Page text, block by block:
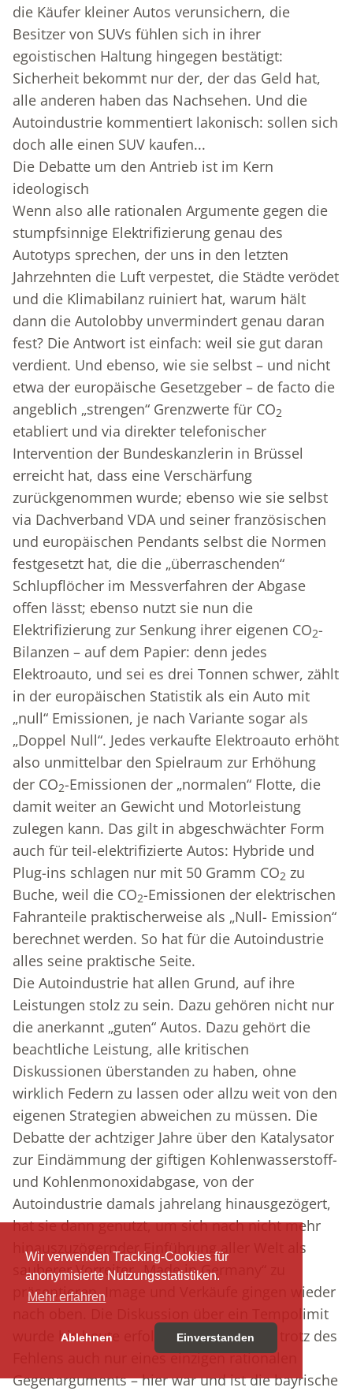
Wir verwenden Tracking-Cookies für
anonymisierte Nutzungsstatistiken.
Mehr erfahren
Ablehnen Einverstanden
die Käufer kleiner Autos verunsichern, die
Besitzer von SUVs fühlen sich in ihrer
egoistischen Haltung hingegen bestätigt:
Sicherheit bekommt nur der, der das Geld hat,
alle anderen haben das Nachsehen. Und die
Autoindustrie kommentiert lakonisch: sollen sich
doch alle einen SUV kaufen...
Die Debatte um den Antrieb ist im Kern
ideologisch
Wenn also alle rationalen Argumente gegen die
stumpfsinnige Elektrifizierung genau des
Autotyps sprechen, der uns in den letzten
Jahrzehnten die Luft verpestet, die Städte verödet
und die Klimabilanz ruiniert hat, warum hält
dann die Autolobby unvermindert genau daran
fest? Die Antwort ist einfach: weil sie gut daran
verdient. Und ebenso, wie sie selbst – und nicht
etwa der europäische Gesetzgeber – de facto die
angeblich „strengen“ Grenzwerte für CO2
etabliert und via direkter telefonischer
Intervention der Bundeskanzlerin in Brüssel
erreicht hat, dass eine Verschärfung
zurückgenommen wurde; ebenso wie sie selbst
via Dachverband VDA und seiner französischen
und europäischen Pendants selbst die Normen
festgesetzt hat, die die „überraschenden“
Schlupflöcher im Messverfahren der Abgase
offen lässt; ebenso nutzt sie nun die
Elektrifizierung zur Senkung ihrer eigenen CO2-
Bilanzen – auf dem Papier: denn jedes
Elektroauto, und sei es drei Tonnen schwer, zählt
in der europäischen Statistik als ein Auto mit
„null“ Emissionen, je nach Variante sogar als
„Doppel Null“. Jedes verkaufte Elektroauto erhöht
also unmittelbar den Spielraum zur Erhöhung
der CO2-Emissionen der „normalen“ Flotte, die
damit weiter an Gewicht und Motorleistung
zulegen kann. Das gilt in abgeschwächter Form
auch für teil-elektrifizierte Autos: Hybride und
Plug-ins schlagen nur mit 50 Gramm CO2 zu
Buche, weil die CO2-Emissionen der elektrischen
Fahranteile praktischerweise als „Null- Emission“
berechnet werden. So hat für die Autoindustrie
alles seine praktische Seite.
Die Autoindustrie hat allen Grund, auf ihre
Leistungen stolz zu sein. Dazu gehören nicht nur
die anerkannt „guten“ Autos. Dazu gehört die
beachtliche Leistung, alle kritischen
Diskussionen überstanden zu haben, ohne
wirklich Federn zu lassen oder allzu weit von den
eigenen Strategien abweichen zu müssen. Die
Debatte der achtziger Jahre über den Katalysator
zur Eindämmung der giftigen Kohlenwasserstoff-
und Kohlenmonoxidabgase, von der
Autoindustrie damals jahrelang hinausgezögert,
hat sie dann genutzt, um sich nach nicht mehr
hinauszuzögernder Einführung aller Welt als
sauberer Vorreiter „Made in Germany“ zu
präsentieren. Image und Verkäufe gingen wieder
nach oben. Die Diskussion über ein Tempolimit
wurde bis heute erfolgreich abgeblockt, trotz des
Fehlens auch nur eines einzigen rationalen
Gegenarguments – hier war und ist die bayrische